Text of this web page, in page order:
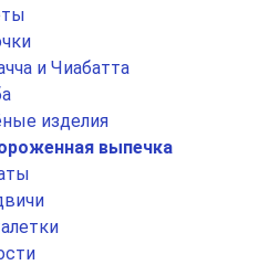
и Чиабатта
изделия
выпечка